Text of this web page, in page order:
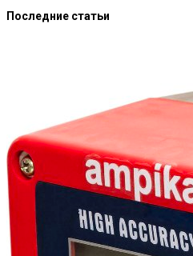
Последние статьи